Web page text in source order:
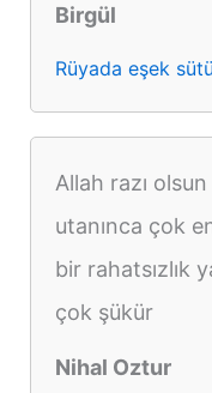
Birgül
Rüyada eşek
Allah razı
utanınca çok
bir rahatsızlık
çok şükür
Nihal Oztur